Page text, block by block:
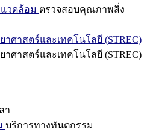
วดล้อม ตรวจสอบคุณภาพสิ่ง
าศาสตร์และเทคโนโลยี (STREC)
าศาสตร์และเทคโนโลยี (STREC)
า
บริการทางทันตกรรม